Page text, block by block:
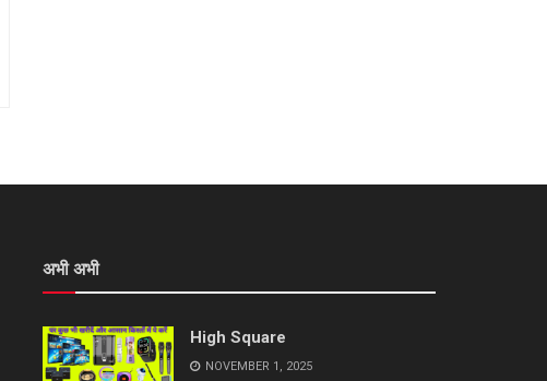
अभी अभी
High Square
NOVEMBER 1, 2025